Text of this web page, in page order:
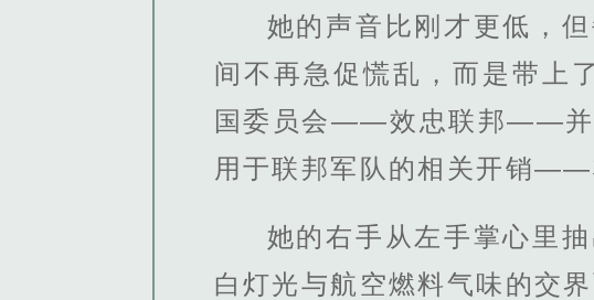
她的声音比刚才更低，
间不再急促慌乱，而是带上
国委员会——效忠联邦——并
用于联邦军队的相关开销——
她的右手从左手掌心里
白灯光与航空燃料气味的交